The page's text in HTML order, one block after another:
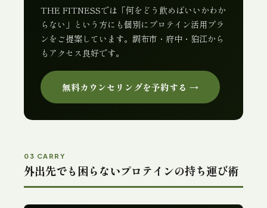
THE FITNESSでは「何をどう飲めばいいかわか
らない」という方にも個別にプロテイン活用プラ
ンをご提案しています。調布市・府中・狛江から
もアクセス良好です。
無料カウンセリングを予約する →
03 CARRY
外出先でも困らないプロテインの持ち運び術